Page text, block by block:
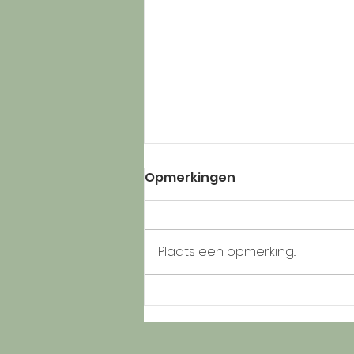
C's naar Temse
Opmerkingen
Plaats een opmerking...